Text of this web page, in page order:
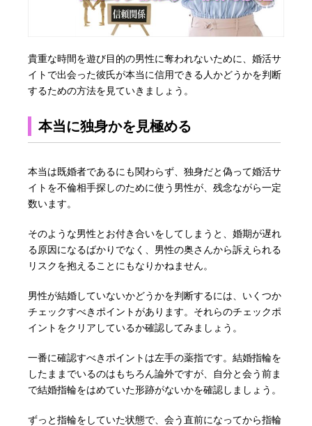
貴重な時間を遊び目的の男性に奪われないために、婚活サ
イトで出会った彼氏が本当に信用できる人かどうかを判断
するための方法を見ていきましょう。
本当に独身かを見極める
本当は既婚者であるにも関わらず、独身だと偽って婚活サ
イトを不倫相手探しのために使う男性が、残念ながら一定
数います。
そのような男性とお付き合いをしてしまうと、婚期が遅れ
る原因になるばかりでなく、男性の奥さんから訴えられる
リスクを抱えることにもなりかねません。
男性が結婚していないかどうかを判断するには、いくつか
チェックすべきポイントがあります。それらのチェックポ
イントをクリアしているか確認してみましょう。
一番に確認すべきポイントは左手の薬指です。結婚指輪を
したままでいるのはもちろん論外ですが、自分と会う前ま
で結婚指輪をはめていた形跡がないかを確認しましょう。
ずっと指輪をしていた状態で、会う直前になってから指輪